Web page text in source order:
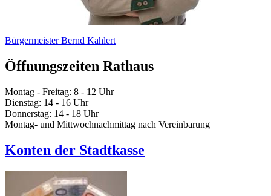
Bürgermeister Bernd Kahlert
Öffnungszeiten Rathaus
Montag - Freitag: 8 - 12 Uhr
Dienstag: 14 - 16 Uhr
Donnerstag: 14 - 18 Uhr
Montag- und Mittwochnachmittag nach Vereinbarung
Konten der Stadtkasse